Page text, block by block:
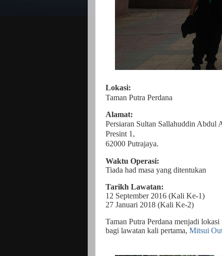
Lokasi:
Taman Putra Perdana
Alamat:
Persiaran Sultan Sallahuddin Abdul
Presint 1,
62000 Putrajaya.
Waktu Operasi:
Tiada had masa yang ditentukan
Tarikh Lawatan:
12 September 2016 (Kali Ke-1)
27 Januari 2018 (Kali Ke-2)
Taman Putra Perdana menjadi
bagi lawatan kali pertama, Mitsui